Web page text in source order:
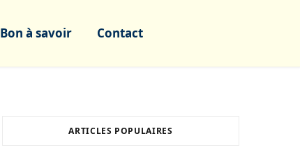
Bon à savoir Contact
ARTICLES POPULAIRES